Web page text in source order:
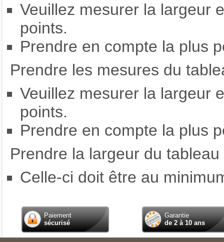
Veuillez mesurer la largeur
points.
Prendre en compte la plus
Prendre les mesures du
Veuillez mesurer la largeur
points.
Prendre en compte la plus
Prendre la largeur du
Celle-ci doit être au
Paiement
sécurisé
Garantie
de 2 à 10 ans